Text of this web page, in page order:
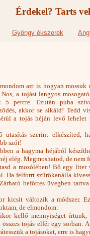
Érdekel? Tarts
Gyöngy ékszerek
azt is hogyan mossuk
a tojást langyos
5 percre. Ezután puha
akkor se sikáld! Tedd
a tojás héján levő lehelet
szerint elkészíted,
szót!
a hagyma héjából
elég. Megmoshatod, de nem
a mosólében! Bő egy liter
Ha felforrt szűrőkanálla
befőttes üvegben
kicsit változik a módszer.
de elmondom:
kellő mennyiséget írtunk,
tojás elfér egy sorban.
a tojásokat, erre is